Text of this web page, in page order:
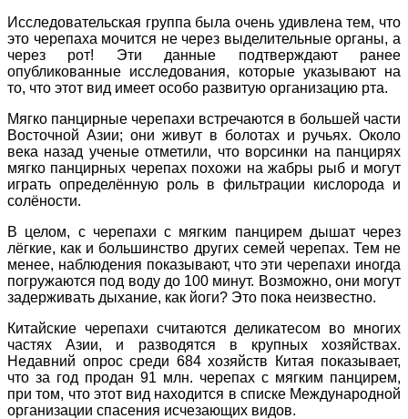
Исследовательская группа была очень удивлена тем, что
это черепаха мочится не через выделительные органы, а
через рот! Эти данные подтверждают ранее
опубликованные исследования, которые указывают на
то, что этот вид имеет особо развитую организацию рта.
Мягко панцирные черепахи встречаются в большей части
Восточной Азии; они живут в болотах и ручьях. Около
века назад ученые отметили, что ворсинки на панцирях
мягко панцирных черепах похожи на жабры рыб и могут
играть определённую роль в фильтрации кислорода и
солёности.
В целом, с черепахи с мягким панцирем дышат через
лёгкие, как и большинство других семей черепах. Тем не
менее, наблюдения показывают, что эти черепахи иногда
погружаются под воду до 100 минут. Возможно, они могут
задерживать дыхание, как йоги? Это пока неизвестно.
Китайские черепахи считаются деликатесом во многих
частях Азии, и разводятся в крупных хозяйствах.
Недавний опрос среди 684 хозяйств Китая показывает,
что за год продан 91 млн. черепах с мягким панцирем,
при том, что этот вид находится в списке Международной
организации спасения исчезающих видов.